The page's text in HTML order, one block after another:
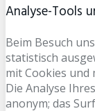
Analyse-Tools
Beim Besuch
statistisch
mit Cookies und
Die Analyse
anonym; das